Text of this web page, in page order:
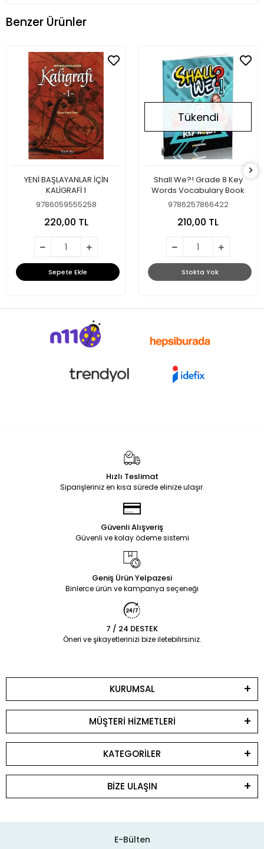
Benzer Ürünler
YENİ BAŞLAYANLAR İÇİN
KALİGRAFİ 1
9786059555258
220,00 TL
Sepete Ekle
Tükendi
Shall We?! Grade 8 Key
Words Vocabulary Book
9786257866422
210,00 TL
Stokta Yok
Hızlı Teslimat
Siparişleriniz en kısa sürede elinize ulaşır.
Güvenli Alışveriş
Güvenli ve kolay ödeme sistemi
Geniş Ürün Yelpazesi
Binlerce ürün ve kampanya seçeneği
7 / 24 DESTEK
Öneri ve şikayetlerinizi bize iletebilirsiniz.
KURUMSAL
MÜŞTERİ HİZMETLERİ
KATEGORİLER
BİZE ULAŞIN
E-Bülten